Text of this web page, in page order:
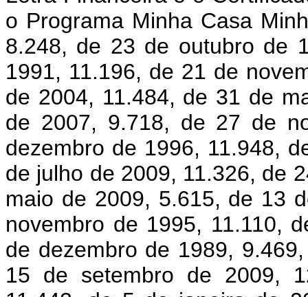
o Programa Minha Casa
8.248, de 23 de outubro de
1991, 11.196, de 21 de
de 2004, 11.484, de 31 de
de 2007, 9.718, de 27 de
dezembro de 1996, 11.948,
de julho de 2009, 11.326, de
maio de 2009, 5.615, de 13
novembro de 1995, 11.110,
de dezembro de 1989,
15 de setembro de 2009,